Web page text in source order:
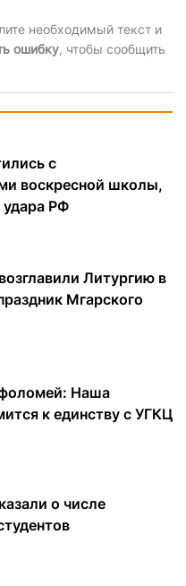
необходимый текст и
ошибку, чтобы сообщить
с
воскресной школы,
РФ
Литургию в
Мгарского
Наша
к единству с УГКЦ
о числе